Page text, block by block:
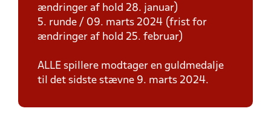
ændringer af hold 28. januar)
5. runde / 09. marts 2024 (frist for
ændringer af hold 25. februar)
ALLE spillere modtager en guldmedalje
til det sidste stævne 9. marts 2024.